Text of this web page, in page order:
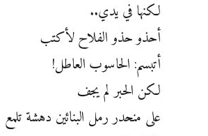
لكنها في يدي..
أحذو حذو الفلاح لأكتب
أتبسم: الحاسوب العاطل!
لكن الحبر لم يجف
على منحدر رمل البنائين دهشة تلمع